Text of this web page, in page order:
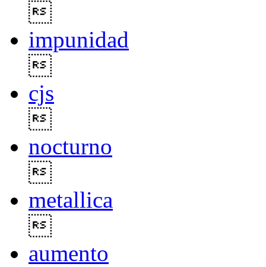
impunidad
cjs
nocturno
metallica
aumento